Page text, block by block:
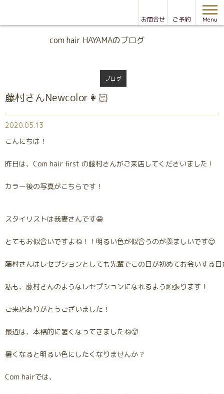
お問合せ ご予約 Menu
com hair HAYAMAのブログ
ブログ
藤村さんNewcolor👩🏻
2020.05.13
こんにちは！
昨日は、Com hair first の藤村さんがご来店してくださいました！
カラー後の写真がこちらです！
スタイリストは我妻さんです😁
とてもお似合いですよね！！明るい色が似合うのが羨ましいです😊
藤村さんはレセプションとしても先輩でこの日が初めてお会いする
私も、藤村さんのようなレセプションになれるよう頑張ります！
ご来店ありがとうございました！
最近は、本格的に暑くなってきましたね🥵
暑くなると明るい色にしたくなりませんか？
Com hairでは、